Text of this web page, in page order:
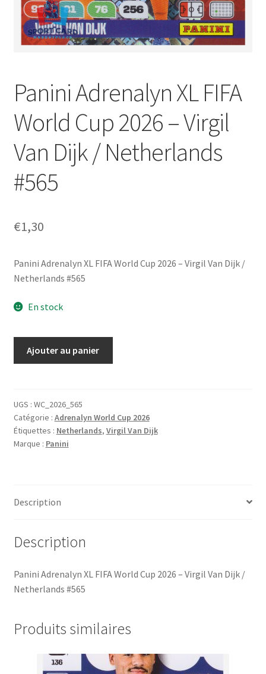
Panini Adrenalyn XL FIFA
World Cup 2026 – Virgil
Van Dijk / Netherlands
#565
€1,30
Panini Adrenalyn XL FIFA World Cup 2026 – Virgil Van Dijk /
Netherlands #565
En stock
XL
FIFA
World
Cup
Van
/
Netherlands
Ajouter au panier
UGS : WC_2026_565
Catégorie : Adrenalyn World Cup 2026
Étiquettes : Netherlands, Virgil Van Dijk
Marque : Panini
Description
Description
Panini Adrenalyn XL FIFA World Cup 2026 – Virgil Van Dijk /
Netherlands #565
Produits similaires